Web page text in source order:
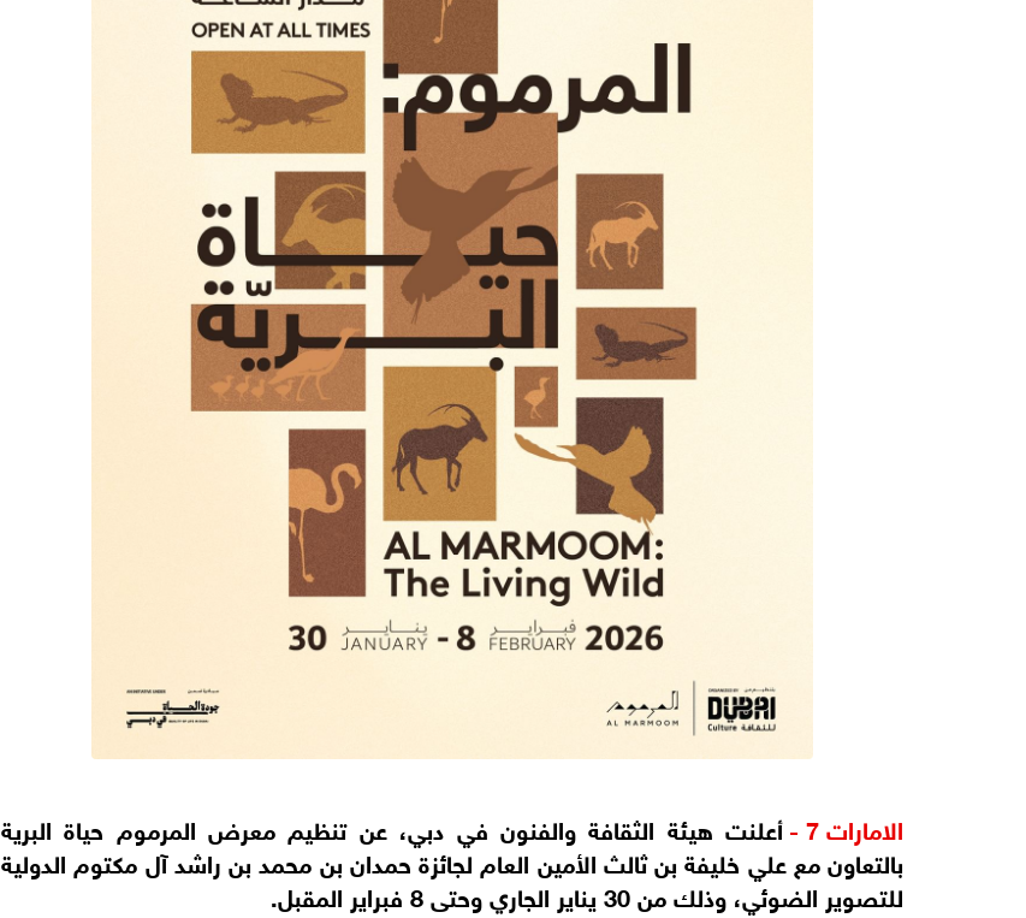
الامارات 7 -
أعلنت هيئة الثقافة والفنون في دبي، عن تنظيم معرض المرموم حياة البرية
بالتعاون مع علي خليفة بن ثالث الأمين العام لجائزة حمدان بن محمد بن راشد آل مكتوم الدولية
للتصوير الضوئي، وذلك من 30 يناير الجاري وحتى 8 فبراير المقبل.